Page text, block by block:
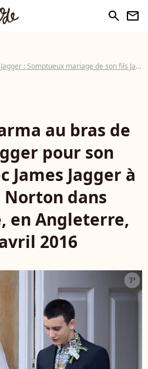
search newsletter
: Somptueux mariage de son fils James devant sa famille recomposée
au bras de
pour son
James Jagger à
dans
en Angleterre,
2016